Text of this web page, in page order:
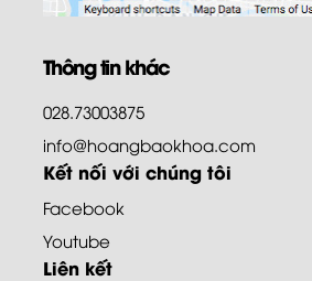
Thông tin khác
028.73003875
info@hoangbaokhoa.com
Kết nối với chúng tôi
Facebook
Youtube
Liên kết